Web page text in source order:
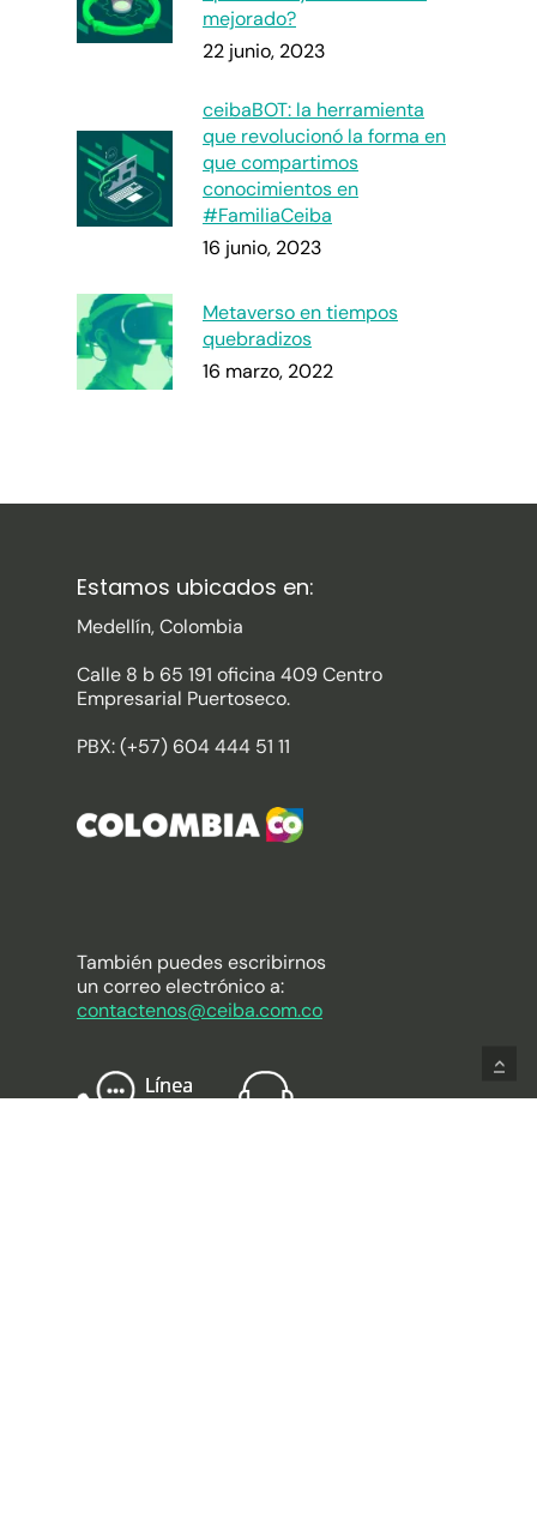
mejorado?
22 junio, 2023
ceibaBOT: la herramienta
que revolucionó la forma en
que compartimos
conocimientos en
#FamiliaCeiba
16 junio, 2023
Metaverso en tiempos
quebradizos
16 marzo, 2022
Estamos ubicados en:
Medellín, Colombia
Calle 8 b 65 191 oficina 409 Centro
Empresarial Puertoseco.
PBX: (+57) 604 444 51 11
También puedes escribirnos
un correo electrónico a:
contactenos@ceiba.com.co